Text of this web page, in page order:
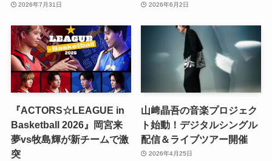
2026年7月31日 2026年6月2日
『ACTORS☆LEAGUE in
Basketball 2026』岡宮来
夢vs牧島輝が新チームで激
突
山﨑晶吾の音楽プロジェク
ト始動！デジタルシングル
配信＆ライブツアー開催
2026年4月25日